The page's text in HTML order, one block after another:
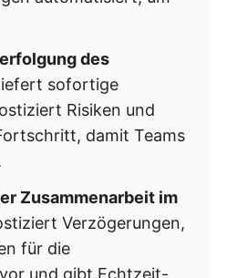
des
sofortige
Risiken und
damit Teams
Zusammenarbeit im
Verzögerungen,
für die
und gibt Echtzeit-